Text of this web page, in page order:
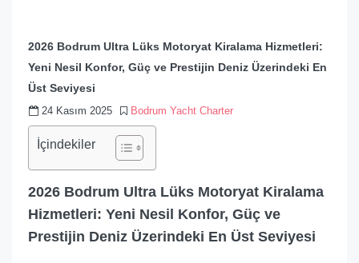
2026 Bodrum Ultra Lüks Motoryat Kiralama Hizmetleri:
Yeni Nesil Konfor, Güç ve Prestijin Deniz Üzerindeki En
Üst Seviyesi
24 Kasım 2025 Bodrum Yacht Charter
İçindekiler
2026 Bodrum Ultra Lüks Motoryat Kiralama
Hizmetleri: Yeni Nesil Konfor, Güç ve
Prestijin Deniz Üzerindeki En Üst Seviyesi